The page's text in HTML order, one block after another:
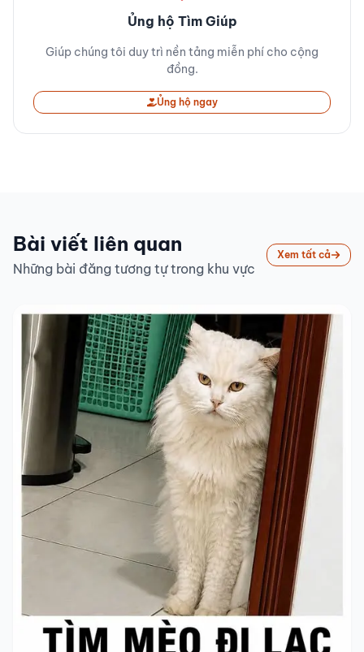
Ủng hộ Tìm Giúp
Giúp chúng tôi duy trì nền tảng miễn phí cho cộng
đồng.
Ủng hộ ngay
Bài viết liên quan
Những bài đăng tương tự trong khu vực
Xem tất cả